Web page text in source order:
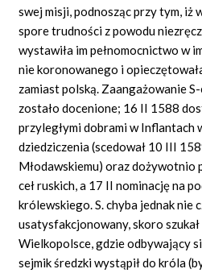
swej misji, podnosząc przy tym, iż
spore trudności z powodu
wystawiła im pełnomocnictwo w
nie koronowanego i
zamiast polską. Zaangażowanie
zostało docenione; 16 II 1588
przyległymi dobrami w Inflantach
dziedziczenia (scedował 10 III
Młodawskiemu) oraz dożywotnio
ceł ruskich, a 17 II nominację na
królewskiego. S. chyba jednak nie
usatysfakcjonowany, skoro
Wielkopolsce, gdzie odbywający
sejmik średzki wystąpił do króla